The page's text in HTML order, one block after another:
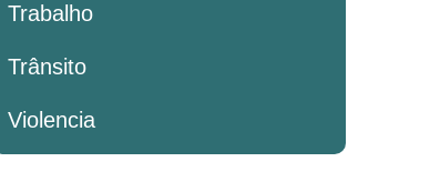
Trabalho
Trânsito
Violencia